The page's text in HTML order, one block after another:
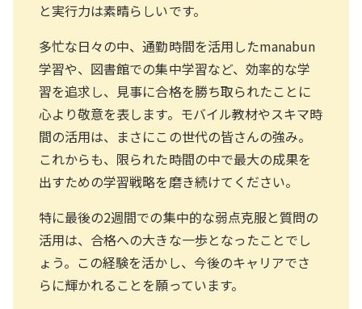
と実行力は素晴らしいです。
多忙な日々の中、通勤時間を活用したmanabun
学習や、図書館での集中学習など、効率的な学
習を追求し、見事に合格を勝ち取られたことに
心より敬意を表します。モバイル教材やスキマ時
間の活用は、まさにこの世代の皆さんの強み。
これからも、限られた時間の中で最大の成果を
出すための学習戦略を磨き続けてください。
特に最後の2週間での集中的な弱点克服と質問の
活用は、合格への大きな一歩となったことでし
ょう。この経験を活かし、今後のキャリアでさ
らに輝かれることを願っています。